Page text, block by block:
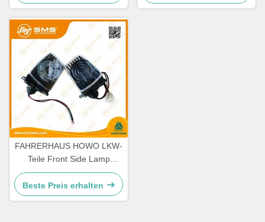
FAHRERHAUS HOWO LKW-
Teile Front Side Lamp
WG9719790005/0008
Beste Preis erhalten